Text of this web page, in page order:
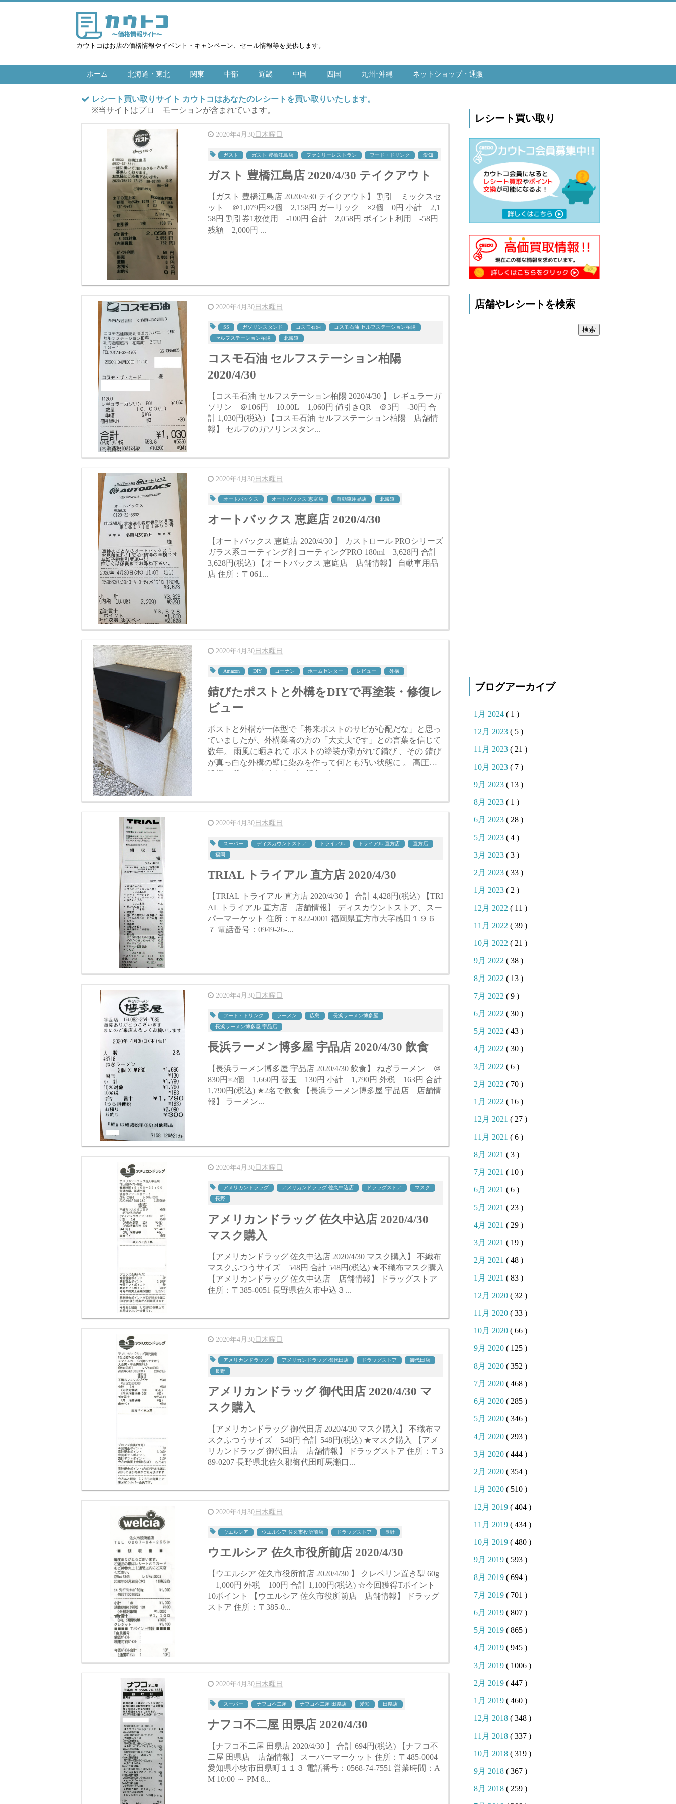
カウトコはお店の価格情報やイベント・キャンペーン、セール情報等を提供します。
ホーム 北海道・東北 関東 中部 近畿 中国 四国 九州･沖縄 ネットショップ・通販
レシート買い取りサイト カウトコはあなたのレシートを買い取りいたします。
※当サイトはプロ―モーションが含まれています。
2020年4月30日木曜日
ガスト ガスト 豊橋江島店 ファミリーレストラン フード・ドリンク 愛知
ガスト 豊橋江島店 2020/4/30 テイクアウト
【ガスト 豊橋江島店 2020/4/30 テイクアウト】 割引 ミックスセ
ット ＠1,079円×2個 2,158円 ガーリック ×2個 0円 小計 2,1
58円 割引券1枚使用 -100円 合計 2,058円 ポイント利用 -58円
残額 2,000円 ...
2020年4月30日木曜日
SS ガソリンスタンド コスモ石油
コスモ石油 セルフステーション柏陽
セルフステーション柏陽
北海道
コスモ石油 セルフステーション柏陽
2020/4/30
【コスモ石油 セルフステーション柏陽 2020/4/30 】 レギュラーガ
ソリン ＠106円 10.00L 1,060円 値引きQR ＠3円 -30円 合
計 1,030円(税込) 【コスモ石油 セルフステーション柏陽 店舗情
報】 セルフのガソリンスタン...
2020年4月30日木曜日
オートバックス オートバックス 恵庭店 自動車用品店 北海道
オートバックス 恵庭店 2020/4/30
【オートバックス 恵庭店 2020/4/30 】 カストロール PROシリーズ
ガラス系コーティング剤 コーティングPRO 180ml 3,628円 合計
3,628円(税込) 【オートバックス 恵庭店 店舗情報】 自動車用品
店 住所：〒061...
2020年4月30日木曜日
Amazon DIY コーナン ホームセンター レビュー 外構
錆びたポストと外構をDIYで再塗装・修復レ
ビュー
ポストと外構が一体型で「将来ポストのサビが心配だな」と思っ
ていましたが、外構業者の方の「大丈夫です」との言葉を信じて
数年。 雨風に晒されて ポストの塗装が剥がれて錆び 、その 錆び
が真っ白な外構の壁に染みを作って何とも汚い状態に 。 高圧洗
浄機 で洗ってみましたが、汚れが...
2020年4月30日木曜日
スーパー ディスカウントストア トライアル トライアル 直方店
直方店
福岡
TRIAL トライアル 直方店 2020/4/30
【TRIAL トライアル 直方店 2020/4/30 】 合計 4,428円(税込) 【TRI
AL トライアル 直方店 店舗情報】 ディスカウントストア、スー
パーマーケット 住所：〒822-0001 福岡県直方市大字感田１９６
７ 電話番号：0949-26-...
2020年4月30日木曜日
フード・ドリンク ラーメン 広島
長浜ラーメン博多屋
長浜ラーメン博多屋 宇品店
長浜ラーメン博多屋 宇品店 2020/4/30 飲食
【長浜ラーメン博多屋 宇品店 2020/4/30 飲食】 ねぎラーメン ＠
830円×2個 1,660円 替玉 130円 小計 1,790円 外税 163円 合計
1,790円(税込) ★2名で飲食 【長浜ラーメン博多屋 宇品店 店舗情
報】 ラーメン...
2020年4月30日木曜日
アメリカンドラッグ アメリカンドラッグ 佐久中込店 ドラッグストア
マスク
長野
アメリカンドラッグ 佐久中込店 2020/4/30
マスク購入
【アメリカンドラッグ 佐久中込店 2020/4/30 マスク購入】 不織布
マスクふつうサイズ 548円 合計 548円(税込) ★不織布マスク購入
【アメリカンドラッグ 佐久中込店 店舗情報】 ドラッグストア
住所：〒385-0051 長野県佐久市中込３...
2020年4月30日木曜日
アメリカンドラッグ アメリカンドラッグ 御代田店 ドラッグストア
御代田店
長野
アメリカンドラッグ 御代田店 2020/4/30 マ
スク購入
【アメリカンドラッグ 御代田店 2020/4/30 マスク購入】 不織布マ
スクふつうサイズ 548円 合計 548円(税込) ★マスク購入 【アメ
リカンドラッグ 御代田店 店舗情報】 ドラッグストア 住所：〒3
89-0207 長野県北佐久郡御代田町馬瀬口...
2020年4月30日木曜日
ウエルシア ウエルシア 佐久市役所前店 ドラッグストア 長野
ウエルシア 佐久市役所前店 2020/4/30
【ウエルシア 佐久市役所前店 2020/4/30 】 クレベリン置き型 60g
1,000円 外税 100円 合計 1,100円(税込) ☆今回獲得Tポイント
10ポイント 【ウエルシア 佐久市役所前店 店舗情報】 ドラッグ
ストア 住所：〒385-0...
2020年4月30日木曜日
スーパー ナフコ不二屋 ナフコ不二屋 田県店 愛知 田県店
ナフコ不二屋 田県店 2020/4/30
【ナフコ不二屋 田県店 2020/4/30 】 合計 694円(税込) 【ナフコ不
二屋 田県店 店舗情報】 スーパーマーケット 住所：〒485-0004
愛知県小牧市田県町１１３ 電話番号：0568-74-7551 営業時間：A
M 10:00 ～ PM 8...
レシート買い取り
店舗やレシートを検索
ブログアーカイブ
1月 2024 ( 1 )
12月 2023 ( 5 )
11月 2023 ( 21 )
10月 2023 ( 7 )
9月 2023 ( 13 )
8月 2023 ( 1 )
6月 2023 ( 28 )
5月 2023 ( 4 )
3月 2023 ( 3 )
2月 2023 ( 33 )
1月 2023 ( 2 )
12月 2022 ( 11 )
11月 2022 ( 39 )
10月 2022 ( 21 )
9月 2022 ( 38 )
8月 2022 ( 13 )
7月 2022 ( 9 )
6月 2022 ( 30 )
5月 2022 ( 43 )
4月 2022 ( 30 )
3月 2022 ( 6 )
2月 2022 ( 70 )
1月 2022 ( 16 )
12月 2021 ( 27 )
11月 2021 ( 6 )
8月 2021 ( 3 )
7月 2021 ( 10 )
6月 2021 ( 6 )
5月 2021 ( 23 )
4月 2021 ( 29 )
3月 2021 ( 19 )
2月 2021 ( 48 )
1月 2021 ( 83 )
12月 2020 ( 32 )
11月 2020 ( 33 )
10月 2020 ( 66 )
9月 2020 ( 125 )
8月 2020 ( 352 )
7月 2020 ( 468 )
6月 2020 ( 285 )
5月 2020 ( 346 )
4月 2020 ( 293 )
3月 2020 ( 444 )
2月 2020 ( 354 )
1月 2020 ( 510 )
12月 2019 ( 404 )
11月 2019 ( 434 )
10月 2019 ( 480 )
9月 2019 ( 593 )
8月 2019 ( 694 )
7月 2019 ( 701 )
6月 2019 ( 807 )
5月 2019 ( 865 )
4月 2019 ( 945 )
3月 2019 ( 1006 )
2月 2019 ( 447 )
1月 2019 ( 460 )
12月 2018 ( 348 )
11月 2018 ( 337 )
10月 2018 ( 319 )
9月 2018 ( 367 )
8月 2018 ( 259 )